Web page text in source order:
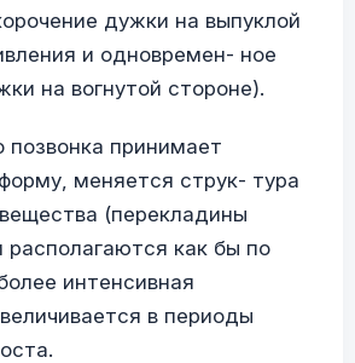
дужки на выпуклой
и одновремен- ное
на вогнутой стороне).
позвонка принимает
меняется струк- тура
вещества (перекладины
располагаются как бы по
интенсивная
в периоды